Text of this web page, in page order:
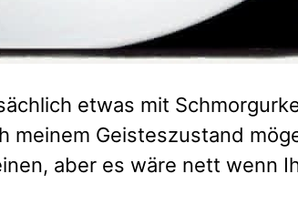
etwas mit
meinem Geisteszustand
aber es wäre nett wenn